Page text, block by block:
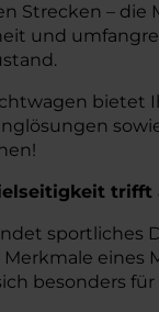
Strecken –
und
bietet
trifft
besonders